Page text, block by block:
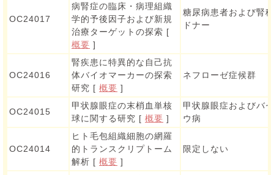
OC24017
病腎症の臨床・病理組織
学的予後因子および新規
治療ターゲットの探索 [
概要 ]
糖尿病患者および腎
ドナー
OC24016
腎疾患に特異的な自己抗
体バイオマーカーの探索
研究 [ 概要 ]
ネフローゼ症候群
OC24015
甲状腺眼症の末梢血単核
球に関する研究 [ 概要 ]
甲状腺眼症およびバ
ウ病
OC24014
ヒト毛包組織細胞の網羅
的トランスクリプトーム
解析 [ 概要 ]
限定しない